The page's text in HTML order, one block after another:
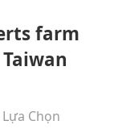
farm
Chọn